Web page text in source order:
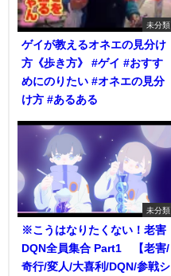
未分類
ゲイが教えるオネエの見分け
方《歩き方》 #ゲイ #おすす
めにのりたい #オネエの見分
け方 #あるある
未分類
※こうはなりたくない！老害
DQN全員集合 Part1 【老害/
奇行/変人/大喜利/DQN/参戦シ